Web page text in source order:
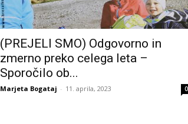
(PREJELI SMO) Odgovorno in
zmerno preko celega leta –
Sporočilo ob...
Marjeta Bogataj - 11. aprila, 2023 0